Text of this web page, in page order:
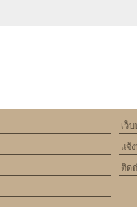
(this
in a future
domains/keedkean.com/
expert
on
Proxy
เว็
แจ้
ติด